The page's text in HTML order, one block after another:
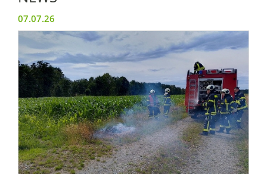
07.07.26